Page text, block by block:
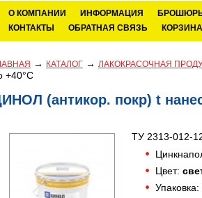
О КОМПАНИИ ИНФОРМАЦИЯ
КОНТАКТЫ
ОБРАТНАЯ СВЯЗЬ КОРЗИНА
→ КАТАЛОГ → ЛАКОКРАСОЧНАЯ
+40°С
(антикор. покр) t
ТУ 2313-012-
Цвет:
Упаковка: